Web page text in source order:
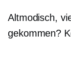
Altmodisch,
gekommen?